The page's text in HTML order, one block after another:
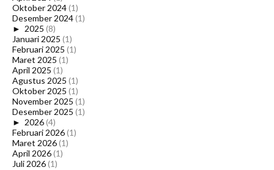
Oktober 2024(1)
Desember 2024(1)
► 2025 (8)
Januari 2025 (1)
Februari 2025 (1)
Maret 2025 (1)
April 2025 (1)
Agustus 2025 (1)
Oktober 2025 (1)
November 2025 (1)
Desember 2025 (1)
► 2026(4)
Februari 2026(1)
Maret 2026(1)
April 2026(1)
Juli 2026(1)